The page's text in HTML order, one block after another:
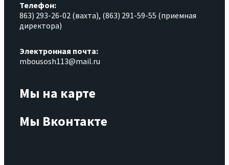
Телефон:
863) 293-26-02 (вахта), (863) 291-59-55 (приемная
директора)
Электронная почта:
mbousosh113@mail.ru
Мы на карте
Мы Вконтакте